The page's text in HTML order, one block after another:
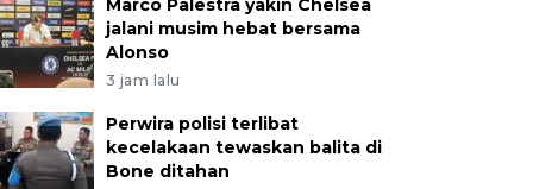
Marco Palestra yakin Chelsea
jalani musim hebat bersama
Alonso
3 jam lalu
Perwira polisi terlibat
kecelakaan tewaskan balita di
Bone ditahan